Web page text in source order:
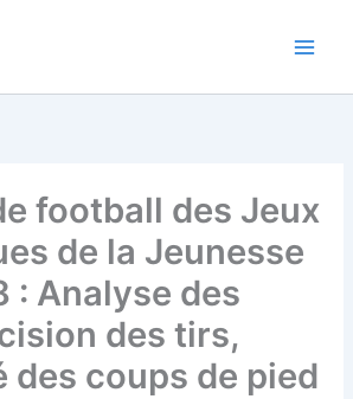
football des Jeux
de la Jeunesse
: Analyse des
des tirs,
des coups de pied